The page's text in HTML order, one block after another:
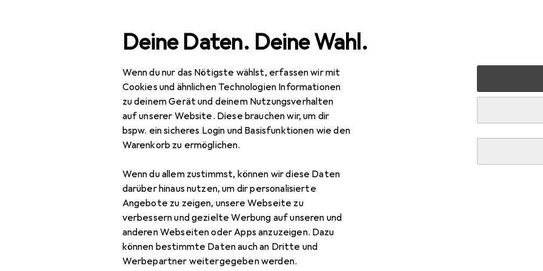
Deine Daten. Deine Wahl.
Wenn du nur das Nötigste wählst, erfassen wir mit
Cookies und ähnlichen Technologien Informationen
zu deinem Gerät und deinem Nutzungsverhalten
auf unserer Website. Diese brauchen wir, um dir
bspw. ein sicheres Login und Basisfunktionen wie den
Warenkorb zu ermöglichen.
Wenn du allem zustimmst, können wir diese Daten
darüber hinaus nutzen, um dir personalisierte
Angebote zu zeigen, unsere Webseite zu
verbessern und gezielte Werbung auf unseren und
anderen Webseiten oder Apps anzuzeigen. Dazu
können bestimmte Daten auch an Dritte und
Werbepartner weitergegeben werden.
Navigation nach Kategorien Gesamtsortiment Spielzeug Spielfahrzeuge